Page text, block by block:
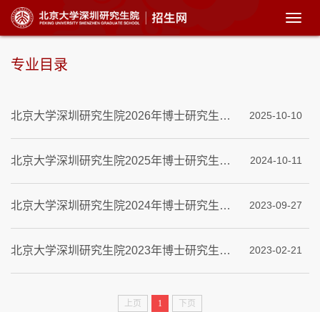
展
开
专业目录
北京大学深圳研究生院2026年博士研究生招生专业目录 2025-10-10
北京大学深圳研究生院2025年博士研究生招生专业目录 2024-10-11
北京大学深圳研究生院2024年博士研究生招生专业目录 2023-09-27
北京大学深圳研究生院2023年博士研究生招生专业目录 2023-02-21
上页 1 下页